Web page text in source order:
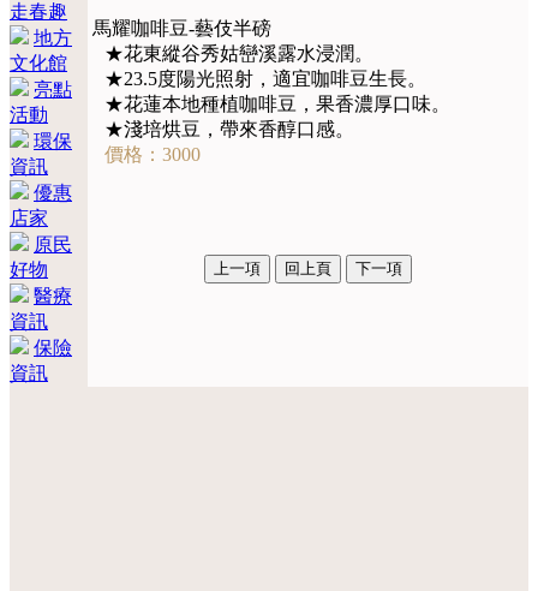
走春趣
地方
文化館
亮點
活動
環保
資訊
優惠
店家
原民
好物
醫療
資訊
保險
資訊
馬耀咖啡豆-藝伎半磅
★花東縱谷秀姑巒溪露水浸潤。
★23.5度陽光照射，適宜咖啡豆生長。
★花蓮本地種植咖啡豆，果香濃厚口味。
★淺培烘豆，帶來香醇口感。
價格：3000